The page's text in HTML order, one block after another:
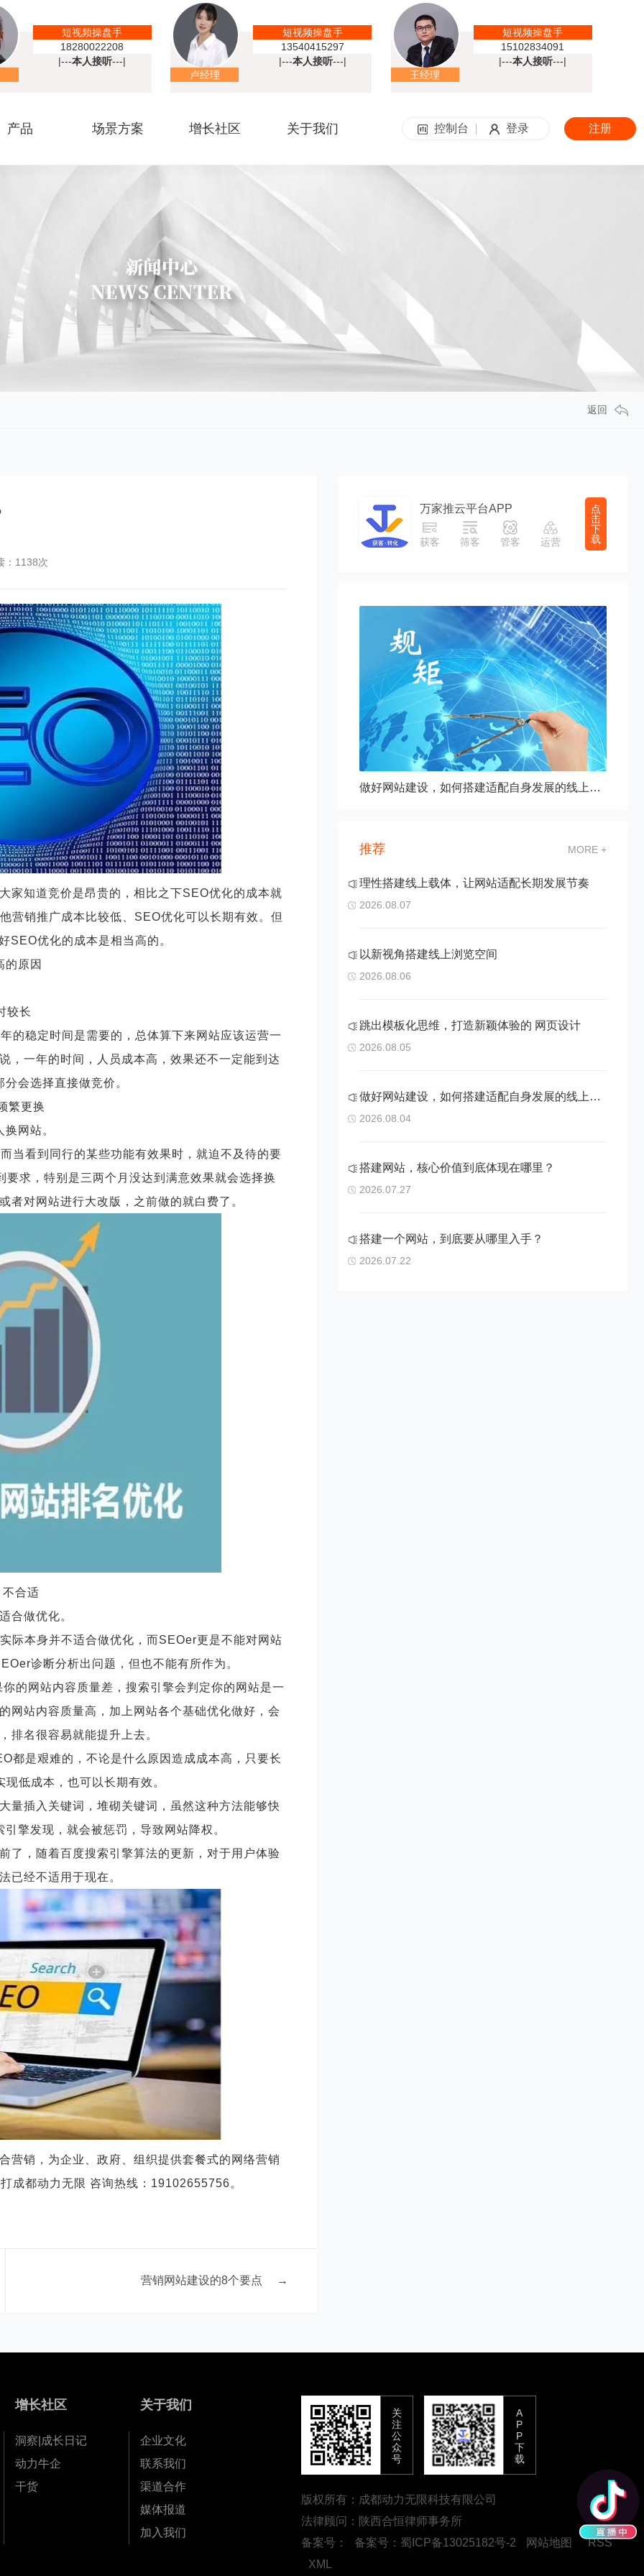
短视频操盘手
18280022208
|---本人接听---|
卢经理
短视频操盘手
13540415297
|---本人接听---|
王经理
短视频操盘手
15102834091
|---本人接听---|
产品 场景方案 增长社区 关于我们 控制台 登录 注册
返回
：1138次
家知道竞价是昂贵的，相比之下SEO优化的成本就
营销推广成本比较低、SEO优化可以长期有效。但
SEO优化的成本是相当高的。
的原因
较长
的稳定时间是需要的，总体算下来网站应该运营一
，一年的时间，人员成本高，效果还不一定能到达
会选择直接做竞价。
繁更换
网站。
当看到同行的某些功能有效果时，就迫不及待的要
求，特别是三两个月没达到满意效果就会选择换
者对网站进行大改版，之前做的就白费了。
合适
合做优化。
际本身并不适合做优化，而SEOer更是不能对网站
诊断分析出问题，但也不能有所作为。
的网站内容质量差，搜索引擎会判定你的网站是一
网站内容质量高，加上网站各个基础优化做好，会
排名很容易就能提升上去。
都是艰难的，不论是什么原因造成成本高，只要长
低成本，也可以长期有效。
量插入关键词，堆砌关键词，虽然这种方法能够快
擎发现，就会被惩罚，导致网站降权。
了，随着百度搜索引擎算法的更新，对于用户体验
已经不适用于现在。
营销，为企业、政府、组织提供套餐式的网络营销
成都动力无限 咨询热线： 19102655756。
营销网站建设的8个要点 →
万家推云平台APP
获客 筛客 管客 运营
点
击
下
载
跳出模板化思维，打造新颖体验的 网页设计 做好网站建设，如何搭建适配自身发展的线上阵地
推荐 MORE +
理性搭建线上载体，让网站适配长期发展节奏
2026.08.07
以新视角搭建线上浏览空间
2026.08.06
跳出模板化思维，打造新颖体验的 网页设计
2026.08.05
做好网站建设，如何搭建适配自身发展的线上阵地
2026.08.04
搭建网站，核心价值到底体现在哪里？
2026.07.27
搭建一个网站，到底要从哪里入手？
2026.07.22
增长社区
洞察|成长日记
动力牛企
干货
关于我们
企业文化
联系我们
渠道合作
媒体报道
加入我们
关
注
公
众
号
A
P
P
下
载
版权所有：成都动力无限科技有限公司
法律顾问：陕西合恒律师事务所
备案号：
备案号：蜀ICP备13025182号-2 网站地图
RSS
XML